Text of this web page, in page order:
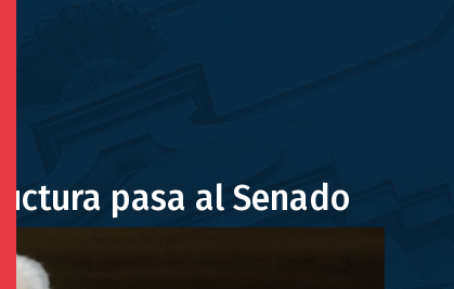
pasa al Senado